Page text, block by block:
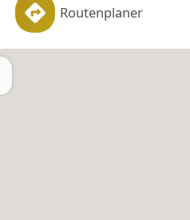
Routenplaner